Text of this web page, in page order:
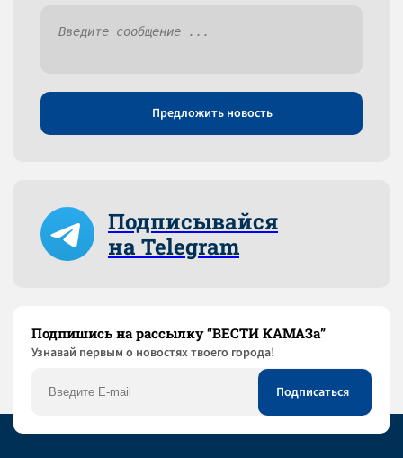
Предложить новость
Подписывайся
на Telegram
Подпишись на рассылку “ВЕСТИ КАМАЗа”
Узнaвай первым о новостях твоего города!